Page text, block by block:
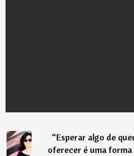
“Esperar algo de
oferecer é uma forma